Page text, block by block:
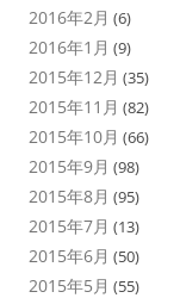
2016年2月 (6)
2016年1月 (9)
2015年12月 (35)
2015年11月 (82)
2015年10月 (66)
2015年9月 (98)
2015年8月 (95)
2015年7月 (13)
2015年6月 (50)
2015年5月 (55)